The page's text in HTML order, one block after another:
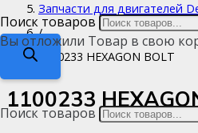
Вы отложили Товар в свою
Поиск товаров
Поиск товаров
Запчасти для двигателей
/
1100233 HEXAGON BOLT
1100233